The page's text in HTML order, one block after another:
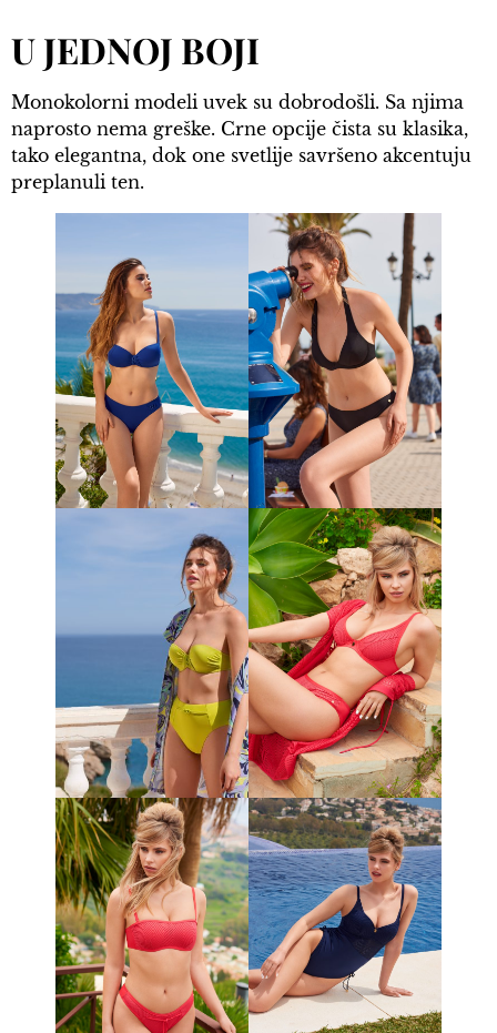
U JEDNOJ BOJI
Monokolorni modeli uvek su dobrodošli. Sa njima
naprosto nema greške. Crne opcije čista su klasika,
tako elegantna, dok one svetlije savršeno akcentuju
preplanuli ten.